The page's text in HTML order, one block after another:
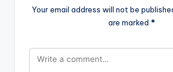
Your email address will not be
are marked *